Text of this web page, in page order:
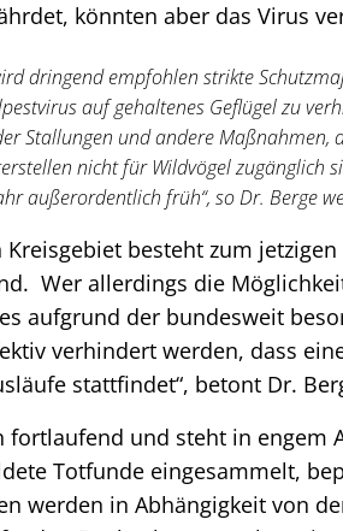
könnten aber das Virus
dringend empfohlen strikte
auf gehaltenes Geflügel zu
Stallungen und andere Maßnahmen,
nicht für Wildvögel zugänglich
außerordentlich früh“, so Dr. Berge
besteht zum
Wer allerdings die
aufgrund der bundesweit
verhindert werden, dass
stattfindet“, betont Dr.
und steht in engem
Totfunde eingesammelt,
werden in Abhängigkeit von